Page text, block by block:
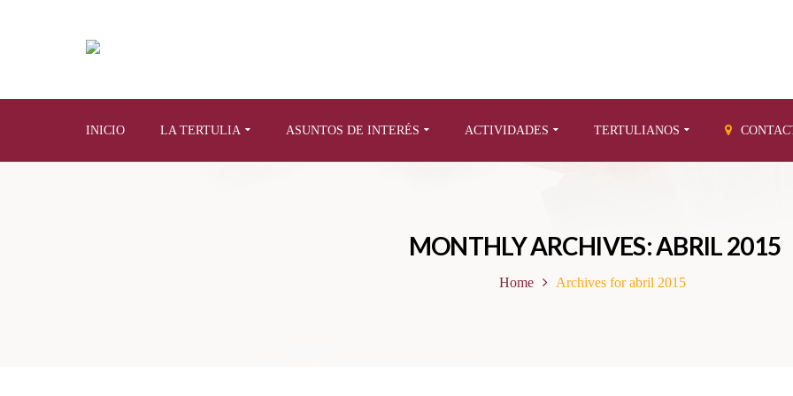
INICIO LA TERTULIA ASUNTOS DE INTERÉS ACTIVIDADES TERTULIANOS
MONTHLY ARCHIVES: ABRIL 2015
Home Archives for abril 2015